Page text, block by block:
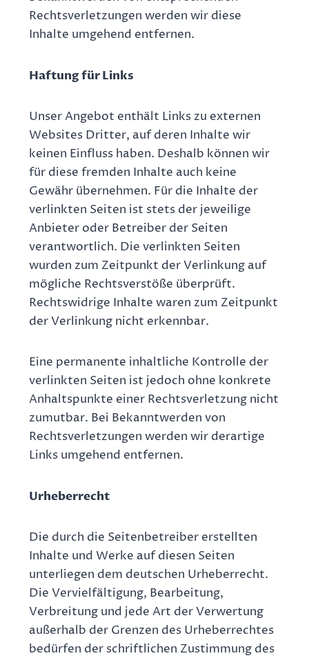
Rechtsverletzungen werden wir diese
Inhalte umgehend entfernen.
Haftung für Links
Unser Angebot enthält Links zu externen
Websites Dritter, auf deren Inhalte wir
keinen Einfluss haben. Deshalb können wir
für diese fremden Inhalte auch keine
Gewähr übernehmen. Für die Inhalte der
verlinkten Seiten ist stets der jeweilige
Anbieter oder Betreiber der Seiten
verantwortlich. Die verlinkten Seiten
wurden zum Zeitpunkt der Verlinkung auf
mögliche Rechtsverstöße überprüft.
Rechtswidrige Inhalte waren zum Zeitpunkt
der Verlinkung nicht erkennbar.
Eine permanente inhaltliche Kontrolle der
verlinkten Seiten ist jedoch ohne konkrete
Anhaltspunkte einer Rechtsverletzung nicht
zumutbar. Bei Bekanntwerden von
Rechtsverletzungen werden wir derartige
Links umgehend entfernen.
Urheberrecht
Die durch die Seitenbetreiber erstellten
Inhalte und Werke auf diesen Seiten
unterliegen dem deutschen Urheberrecht.
Die Vervielfältigung, Bearbeitung,
Verbreitung und jede Art der Verwertung
außerhalb der Grenzen des Urheberrechtes
bedürfen der schriftlichen Zustimmung des